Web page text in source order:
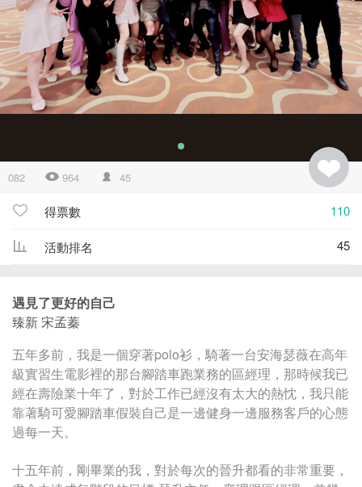
082 964 45
得票數 110
活動排名 45
遇見了更好的自己
臻新 宋孟蓁
五年多前，我是一個穿著polo衫，騎著一台安海瑟薇在高年
級實習生電影裡的那台腳踏車跑業務的區經理，那時候我已
經在壽險業十年了，對於工作已經沒有太大的熱忱，我只能
靠著騎可愛腳踏車假裝自己是一邊健身一邊服務客戶的心態
過每一天。
十五年前，剛畢業的我，對於每次的晉升都看的非常重要，